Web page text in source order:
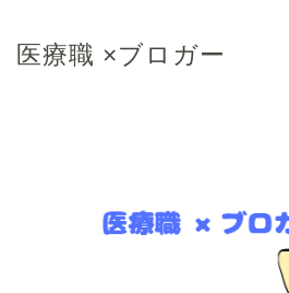
医療職 ×ブロガー